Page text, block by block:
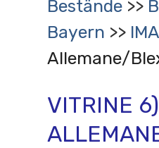
Bestände
Bayern
Allemane/
VITRINE 6)